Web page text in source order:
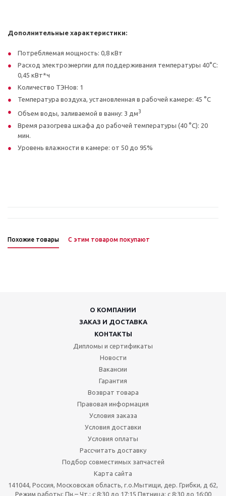
Дополнительные характеристики:
Потребляемая мощность: 0,8 кВт
Расход электроэнергии для поддерживания температуры 40°С:
0,45 кВт*ч
Количество ТЭНов: 1
Температура воздуха, установленная в рабочей камере: 45 °С
Объем воды, заливаемой в ванну: 3 дм3
Время разогрева шкафа до рабочей температуры (40 °С): 20
мин.
Уровень влажности в камере: от 50 до 95%
Похожие товары С этим товаром покупают
О КОМПАНИИ
ЗАКАЗ И ДОСТАВКА
КОНТАКТЫ
Дипломы и сертификаты
Новости
Вакансии
Гарантия
Возврат товара
Правовая информация
Условия заказа
Условия доставки
Условия оплаты
Рассчитать доставку
Подбор совместимых запчастей
Карта сайта
141044, Россия, Московская область, г.о.Мытищи, дер. Грибки, д 62,
Режим работы: Пн.– Чт.: с 8:30 до 17:15 Пятница: c 8:30 до 16:00